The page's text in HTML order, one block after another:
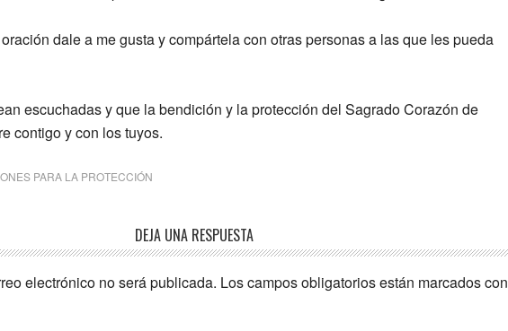
dale a me gusta y compártela con otras personas a las que les pueda
escuchadas y que la bendición y la protección del Sagrado Corazón de
contigo y con los tuyos.
PARA LA PROTECCIÓN
DEJA UNA RESPUESTA
electrónico no será publicada. Los campos obligatorios están marcados con